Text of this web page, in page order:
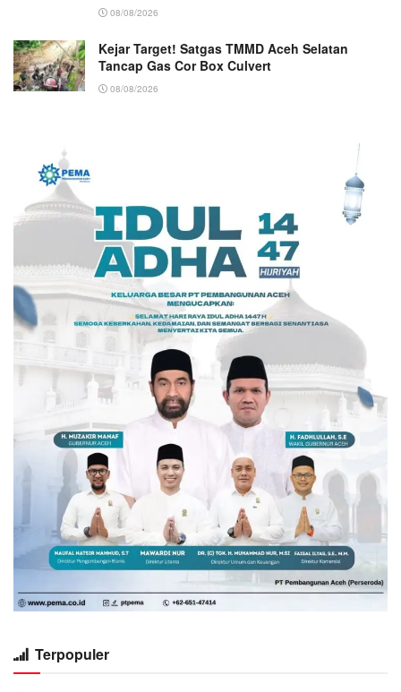
08/08/2026
Kejar Target! Satgas TMMD Aceh Selatan
Tancap Gas Cor Box Culvert
08/08/2026
Terpopuler